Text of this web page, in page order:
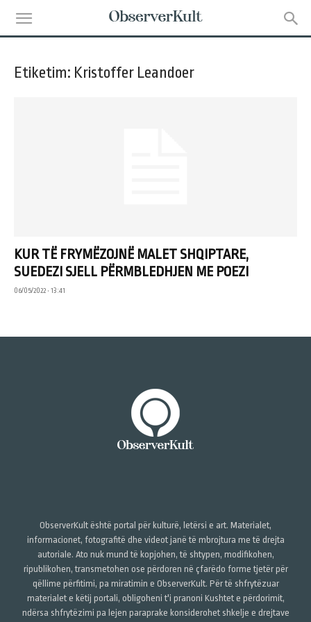
Etiketim: Kristoffer Leandoer
KUR TË FRYMËZOJNË MALET SHQIPTARE,
SUEDEZI SJELL PËRMBLEDHJEN ME POEZI
06/05/2022 • 13:41
ObserverKult është portal për kulturë, letërsi e art. Materialet,
informacionet, fotografitë dhe videot janë të mbrojtura me të drejta
autoriale. Ato nuk mund të kopjohen, të shtypen, modifikohen,
ripublikohen, transmetohen ose përdoren në çfarëdo forme tjetër për
qëllime përfitimi, pa miratimin e ObserverKult. Për të shfrytëzuar
materialet e këtij portali, obligoheni t'i pranoni Kushtet e përdorimit,
ndërsa shfrytëzimi pa lejen paraprake konsiderohet shkelje e drejtave